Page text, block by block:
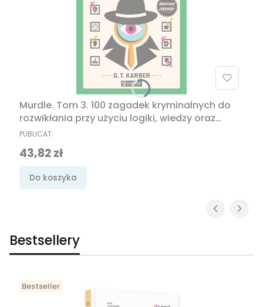
Murdle. Tom 3. 100 zagadek kryminalnych do
rozwikłania przy użyciu logiki, wiedzy oraz
sztuki dedukcji
PRODUCENT
PUBLICAT
Cena promocyjna
43,82 zł
Do koszyka
Bestsellery
Bestseller